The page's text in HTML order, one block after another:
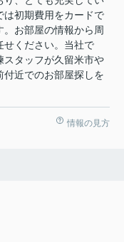
は初期費用をカードで
お部屋の情報から周
せください。当社で
スタッフが久留米市や
付近でのお部屋探しを
情報の見方